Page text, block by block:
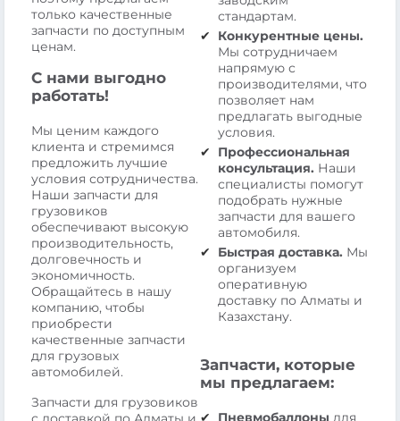
только качественные
запчасти по доступным
ценам.
С нами выгодно
работать!
Мы ценим каждого
клиента и стремимся
предложить лучшие
условия сотрудничества.
Наши запчасти для
грузовиков
обеспечивают высокую
производительность,
долговечность и
экономичность.
Обращайтесь в нашу
компанию, чтобы
приобрести
качественные запчасти
для грузовых
автомобилей.
Запчасти для грузовиков
стандартам.
Конкурентные цены.
Мы сотрудничаем
напрямую с
производителями, что
позволяет нам
предлагать выгодные
условия.
Профессиональная
консультация. Наши
специалисты помогут
подобрать нужные
запчасти для вашего
автомобиля.
Быстрая доставка. Мы
организуем
оперативную
доставку по Алматы и
Казахстану.
Запчасти, которые
мы предлагаем:
Пневмобаллоны для